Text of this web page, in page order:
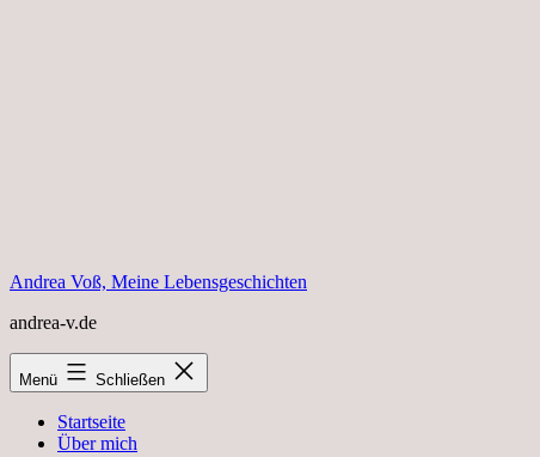
Andrea Voß, Meine Lebensgeschichten
andrea-v.de
Menü Schließen
Startseite
Über mich